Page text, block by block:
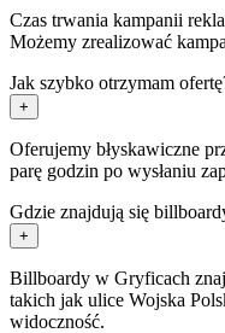
Czas trwania kampanii
Możemy zrealizować
Jak szybko otrzymam
+
Oferujemy błyskawiczne
parę godzin po wysłaniu
Gdzie znajdują się
+
Billboardy w Gryficach
takich jak ulice Wojska
widoczność.